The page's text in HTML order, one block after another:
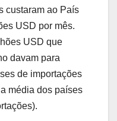
custaram ao País
USD por mês.
USD que
davam para
de importações
média dos países